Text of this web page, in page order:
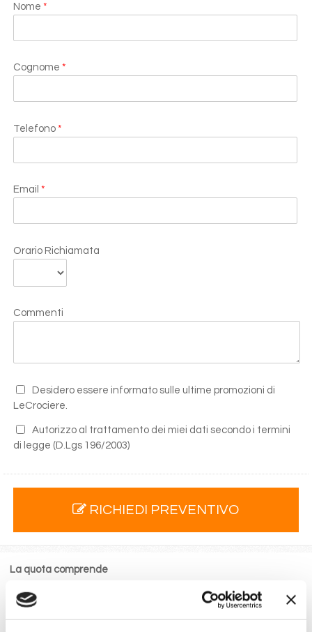
Nome *
Cognome *
Telefono *
Email *
Orario Richiamata
Commenti
Desidero essere informato sulle ultime promozioni di
LeCrociere.
Autorizzo al trattamento dei miei dati secondo i termini
di legge (D.Lgs 196/2003)
RICHIEDI PREVENTIVO
La quota comprende
La sistemazione nella cabina prescelta dotata di ogni
comfort: servizi privati, aria condizionata, telefono, TV